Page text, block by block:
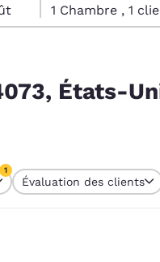
Canada
1 Chambre ,
États-
1
Évaluation des clients